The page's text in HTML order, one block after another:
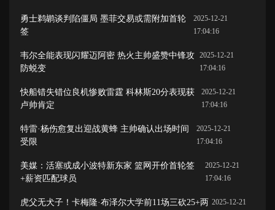
勇士鹈鹕谈判陷僵局 墨菲交易或需附加首轮
签
2025-12-21
17:04:16
韦尔全能表现闪耀迈阿密 热火主帅盛赞中锋攻
防蜕变
2025-12-21
17:04:16
快船错失错位良机惨败雷霆 科林斯20分表现获
卢帅肯定
2025-12-21
17:04:16
特雷·杨伤愈复出迎战黄蜂 主帅确认出场时间
受限
2025-12-21
17:04:16
美媒：活塞或成小波特新东家 篮网开价首轮签
+薪资匹配球员
2025-12-21
17:04:16
虎父无犬子！卡梅隆·布泽尔大学前11场三砍25+两 2025-12-21